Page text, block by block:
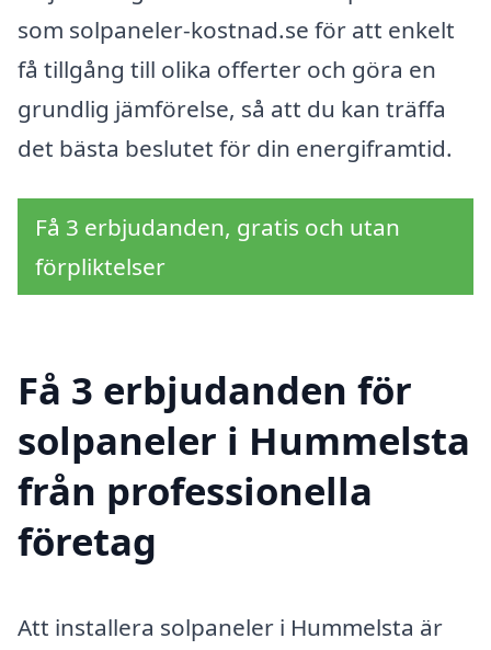
som solpaneler-kostnad.se för att enkelt
få tillgång till olika offerter och göra en
grundlig jämförelse, så att du kan träffa
det bästa beslutet för din energiframtid.
Få 3 erbjudanden, gratis och utan
förpliktelser
Få 3 erbjudanden för
solpaneler i Hummelsta
från professionella
företag
Att installera solpaneler i Hummelsta är